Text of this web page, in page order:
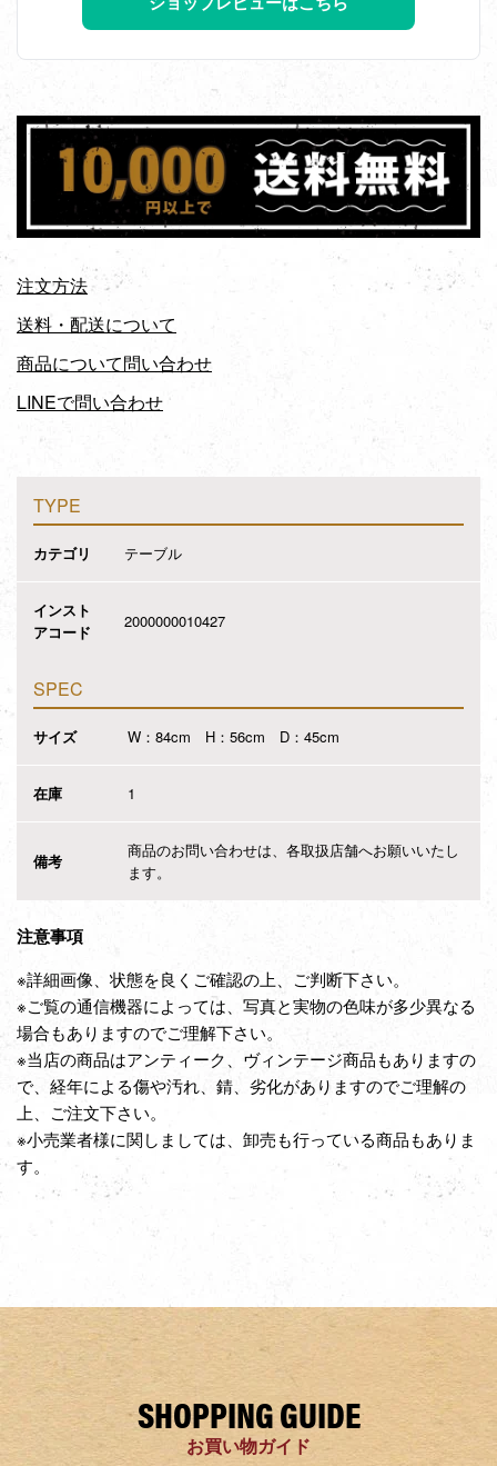
注文方法
送料・配送について
商品について問い合わせ
LINEで問い合わせ
TYPE
カテゴリ テーブル
インスト
アコード
2000000010427
SPEC
サイズ W：84cm H：56cm D：45cm
在庫 1
備考
商品のお問い合わせは、各取扱店舗へお願いいたし
ます。
注意事項
※詳細画像、状態を良くご確認の上、ご判断下さい。
※ご覧の通信機器によっては、写真と実物の色味が多少異なる
場合もありますのでご理解下さい。
※当店の商品はアンティーク、ヴィンテージ商品もありますの
で、経年による傷や汚れ、錆、劣化がありますのでご理解の
上、ご注文下さい。
※小売業者様に関しましては、卸売も行っている商品もありま
す。
SHOPPING GUIDE
お買い物ガイド